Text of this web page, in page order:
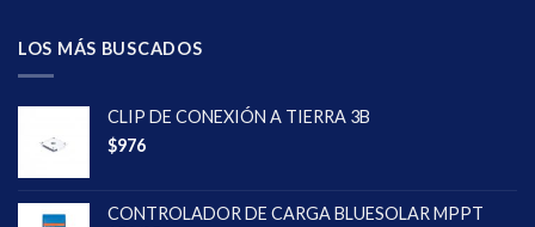
LOS MÁS BUSCADOS
CLIP DE CONEXIÓN A TIERRA 3B
$976
CONTROLADOR DE CARGA BLUESOLAR MPPT